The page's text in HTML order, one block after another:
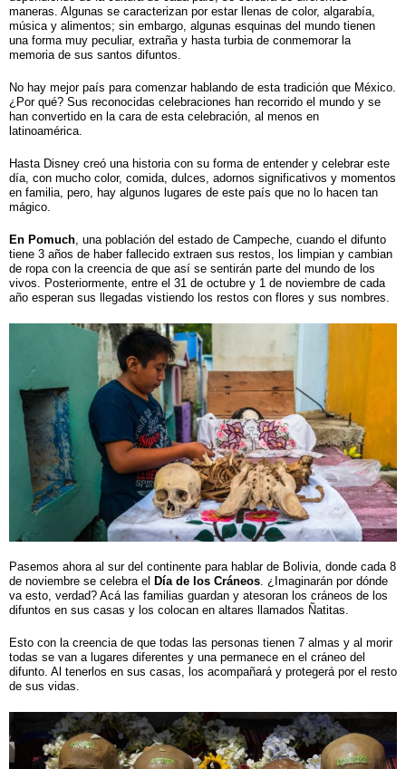
maneras. Algunas se caracterizan por estar llenas de color, algarabía,
música y alimentos; sin embargo, algunas esquinas del mundo tienen
una forma muy peculiar, extraña y hasta turbia de conmemorar la
memoria de sus santos difuntos.
No hay mejor país para comenzar hablando de esta tradición que México.
¿Por qué? Sus reconocidas celebraciones han recorrido el mundo y se
han convertido en la cara de esta celebración, al menos en
latinoamérica.
Hasta Disney creó una historia con su forma de entender y celebrar este
día, con mucho color, comida, dulces, adornos significativos y momentos
en familia, pero, hay algunos lugares de este país que no lo hacen tan
mágico.
En Pomuch , una población del estado de Campeche, cuando el difunto
tiene 3 años de haber fallecido extraen sus restos, los limpian y cambian
de ropa con la creencia de que así se sentirán parte del mundo de los
vivos . Posteriormente, entre el 31 de octubre y 1 de noviembre de cada
año esperan sus llegadas vistiendo los restos con flores y sus nombres.
Pasemos ahora al sur del continente para hablar de Bolivia, donde cada 8
de noviembre se celebra el
Día de los Cráneos . ¿Imaginarán por dónde
va esto, verdad? Acá las familias guardan y atesoran los cráneos de los
difuntos en sus casas y los colocan en altares llamados Ñatitas.
Esto con la creencia de que todas las personas tienen 7 almas y al morir
todas se van a lugares diferentes y una permanece en el cráneo del
difunto. Al tenerlos en sus casas, los acompañará y protegerá por el resto
de sus vidas.